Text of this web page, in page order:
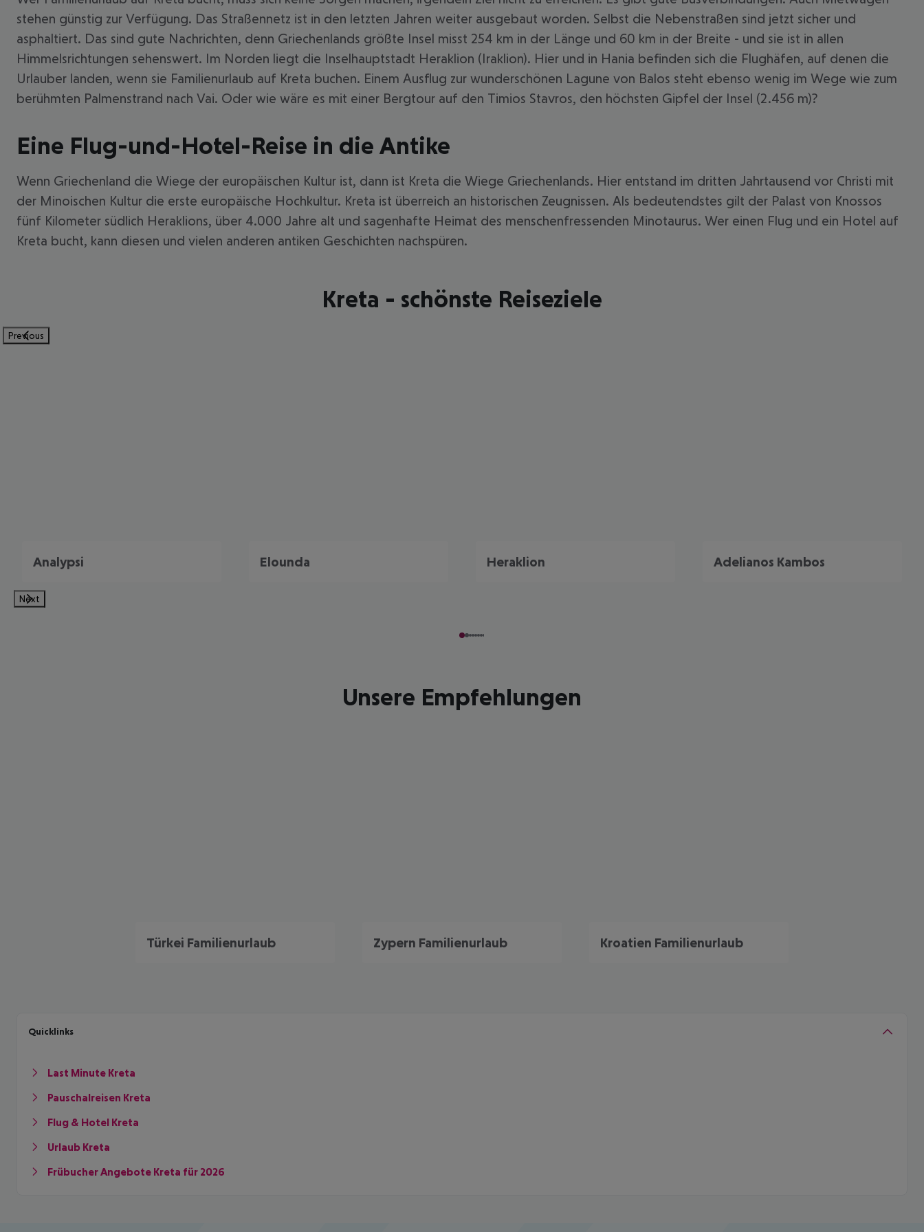
stehen günstig zur Verfügung. Das Straßennetz ist in den letzten Jahren weiter ausgebaut worden. Selbst die Nebenstraßen sind jetzt sicher und
asphaltiert. Das sind gute Nachrichten, denn Griechenlands größte Insel misst 254 km in der Länge und 60 km in der Breite - und sie ist in allen
Himmelsrichtungen sehenswert. Im Norden liegt die Inselhauptstadt Heraklion (Iraklion). Hier und in Hania befinden sich die Flughäfen, auf denen die
Urlauber landen, wenn sie Familienurlaub auf Kreta buchen. Einem Ausflug zur wunderschönen Lagune von Balos steht ebenso wenig im Wege wie zum
berühmten Palmenstrand nach Vai. Oder wie wäre es mit einer Bergtour auf den Timios Stavros, den höchsten Gipfel der Insel (2.456 m)?
Eine Flug-und-Hotel-Reise in die Antike
Wenn Griechenland die Wiege der europäischen Kultur ist, dann ist Kreta die Wiege Griechenlands. Hier entstand im dritten Jahrtausend vor Christi mit
der Minoischen Kultur die erste europäische Hochkultur. Kreta ist überreich an historischen Zeugnissen. Als bedeutendstes gilt der Palast von Knossos
fünf Kilometer südlich Heraklions, über 4.000 Jahre alt und sagenhafte Heimat des menschenfressenden Minotaurus. Wer einen Flug und ein Hotel auf
Kreta bucht, kann diesen und vielen anderen antiken Geschichten nachspüren.
Kreta - schönste Reiseziele
Previous
Analypsi Elounda Heraklion Adelianos Kambos
Next
Unsere Empfehlungen
Türkei Familienurlaub Zypern Familienurlaub Kroatien Familienurlaub
Quicklinks
Last Minute Kreta
Pauschalreisen Kreta
Flug & Hotel Kreta
Urlaub Kreta
Frübucher Angebote Kreta für 2026